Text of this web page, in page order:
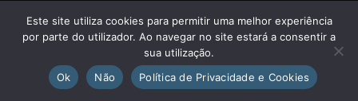
Este site utiliza cookies para permitir uma melhor experiência
por parte do utilizador. Ao navegar no site estará a consentir a
sua utilização.
Ok
Não Política de Privacidade e Cookies